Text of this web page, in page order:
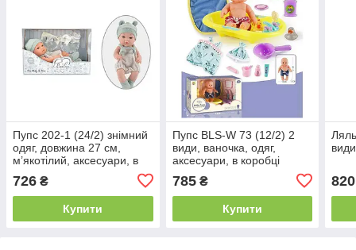
Пупс 202-1 (24/2) знімний
одяг, довжина 27 см,
м’якотілий, аксесуари, в
726 ₴
Купити
Пупс BLS-W 73 (12/2) 2
види, ваночка, одяг,
аксесуари, в коробці
785₴
Купити
820